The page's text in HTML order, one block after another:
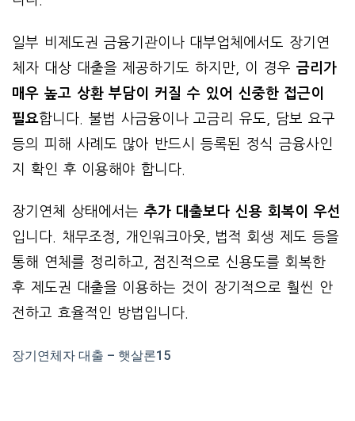
일부 비제도권 금융기관이나 대부업체에서도 장기연
체자 대상 대출을 제공하기도 하지만, 이 경우 금리가
매우 높고 상환 부담이 커질 수 있어 신중한 접근이
필요합니다. 불법 사금융이나 고금리 유도, 담보 요구
등의 피해 사례도 많아 반드시 등록된 정식 금융사인
지 확인 후 이용해야 합니다.
장기연체 상태에서는 추가 대출보다 신용 회복이 우선
입니다. 채무조정, 개인워크아웃, 법적 회생 제도 등을
통해 연체를 정리하고, 점진적으로 신용도를 회복한
후 제도권 대출을 이용하는 것이 장기적으로 훨씬 안
전하고 효율적인 방법입니다.
장기연체자 대출 – 햇살론15